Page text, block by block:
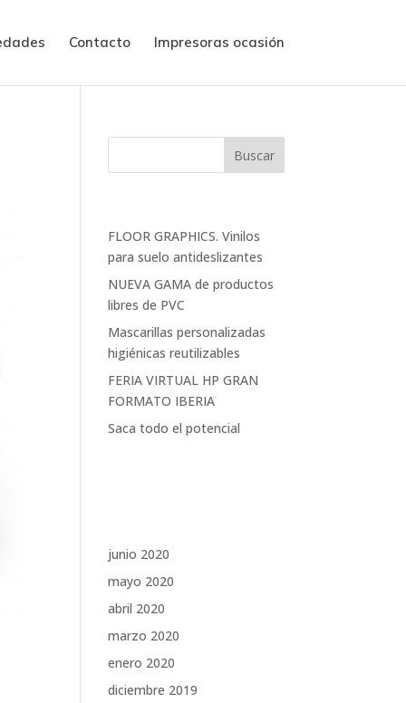
Contacto Impresoras ocasión
FLOOR GRAPHICS. Vinilos
para suelo antideslizantes
NUEVA GAMA de productos
libres de PVC
Mascarillas personalizadas
higiénicas reutilizables
FERIA VIRTUAL HP GRAN
FORMATO IBERIA
Saca todo el potencial
junio 2020
mayo 2020
abril 2020
marzo 2020
enero 2020
diciembre 2019